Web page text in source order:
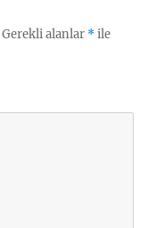
Gerekli alanlar *ile